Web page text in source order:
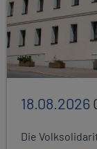
18.08.2026
Die